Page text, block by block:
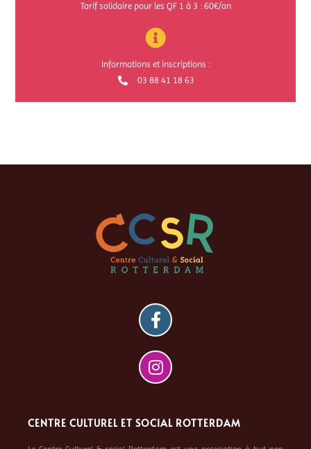
Tarif solidaire pour les QF 1 à 3 : 60€/an
Informations et inscriptions :
03 88 41 18 63
CENTRE CULTUREL ET SOCIAL ROTTERDAM